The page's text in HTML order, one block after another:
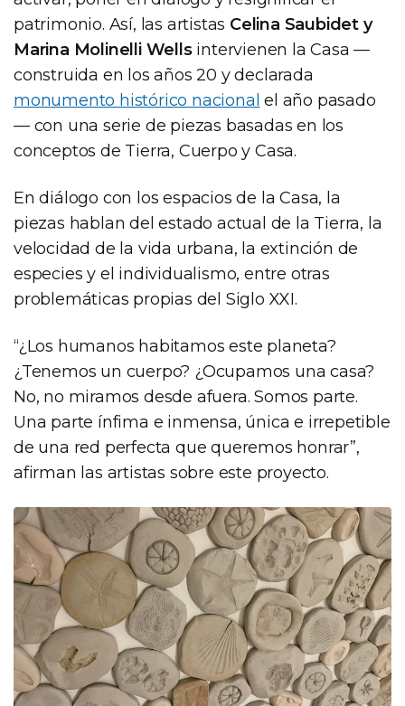
patrimonio. Así, las artistas Celina Saubidet y
Marina Molinelli Wellsintervienen la Casa —
construida en los años 20 y declarada
monumento histórico nacional el año pasado
— con una serie de piezas basadas en los
conceptos de Tierra, Cuerpo y Casa.
En diálogo con los espacios de la Casa, la
piezas hablan del estado actual de la Tierra, la
velocidad de la vida urbana, la extinción de
especies y el individualismo, entre otras
problemáticas propias del Siglo XXI.
“¿Los humanos habitamos este planeta?
¿Tenemos un cuerpo? ¿Ocupamos una casa?
No, no miramos desde afuera. Somos parte.
Una parte ínfima e inmensa, única e irrepetible
de una red perfecta que queremos honrar”,
afirman las artistas sobre este proyecto.